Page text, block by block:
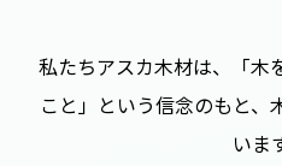
私たちアスカ木材は、「木
こと」という信念のもと、
いま